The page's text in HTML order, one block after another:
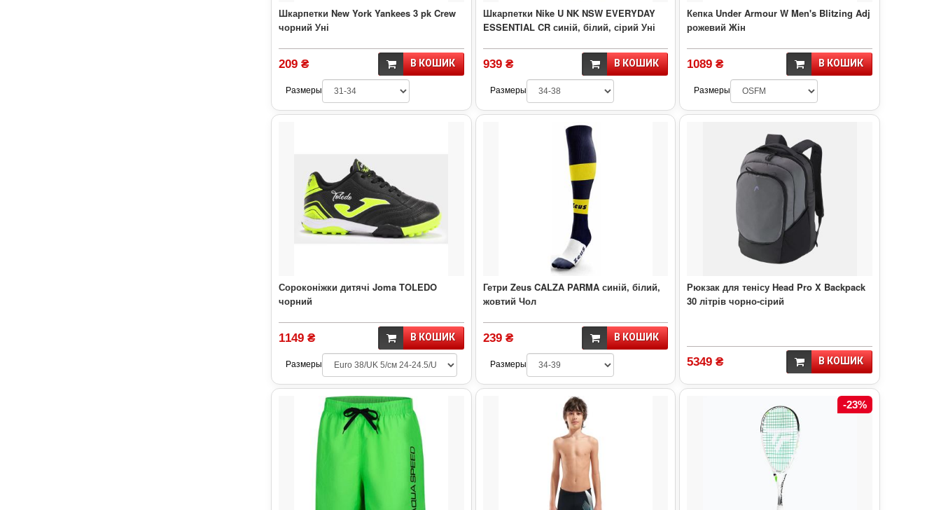
Шкарпетки New York Yankees 3 pk Crew
чорний Уні
209 ₴ В КОШИК
Размеры
Шкарпетки Nike U NK NSW EVERYDAY
ESSENTIAL CR синій, білий, сірий Уні
939 ₴ В КОШИК
Размеры
Кепка Under Armour W Men's Blitzing Adj
рожевий Жін
1089 ₴ В КОШИК
Размеры
Сороконіжки дитячі Joma TOLEDO
чорний
1149 ₴ В КОШИК
Размеры
Гетри Zeus CALZA PARMA синій, білий,
жовтий Чол
239 ₴ В КОШИК
Размеры
Рюкзак для тенісу Head Pro X Backpack
30 літрів чорно-сірий
5349 ₴ В КОШИК
-23%